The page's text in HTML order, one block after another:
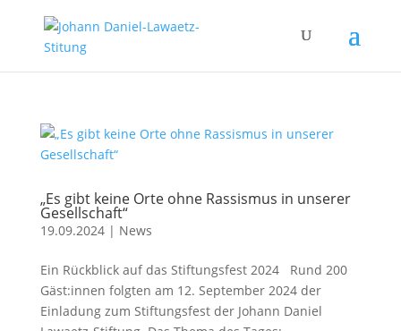
„Es gibt keine Orte ohne Rassismus in unserer
Gesellschaft“
19.09.2024| News
Ein Rückblick auf das Stiftungsfest 2024 Rund 200
Gäst:innen folgten am 12. September 2024 der
Einladung zum Stiftungsfest der Johann Daniel